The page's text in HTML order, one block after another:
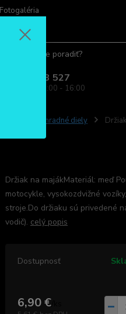
Fotogaléria
Potrebujete poradiť?
0904 963 527
Po - Pia: 08:00 - 16:00
držiaky, náhradné diely
Držiak na majákMateriál: meď
motocykle, vysokozdvižné
stroje.Do držiaku sú privedené
vodič). celý popis
Dostupnosť
6,90 €/